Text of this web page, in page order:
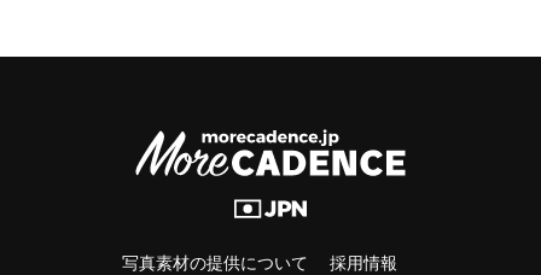
写真素材の提供について 採用情報